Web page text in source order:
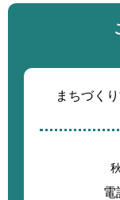
まちづく
電